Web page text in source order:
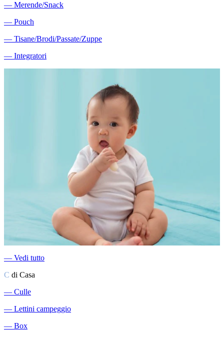
― Merende/Snack
― Pouch
― Tisane/Brodi/Passate/Zuppe
― Integratori
― Vedi tutto
C di Casa
― Culle
― Lettini campeggio
― Box